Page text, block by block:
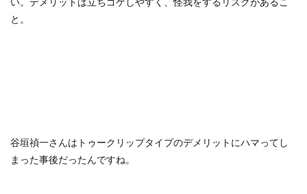
と。
谷垣禎一さんはトゥークリップタイプのデメリットにハマってし
まった事後だったんですね。